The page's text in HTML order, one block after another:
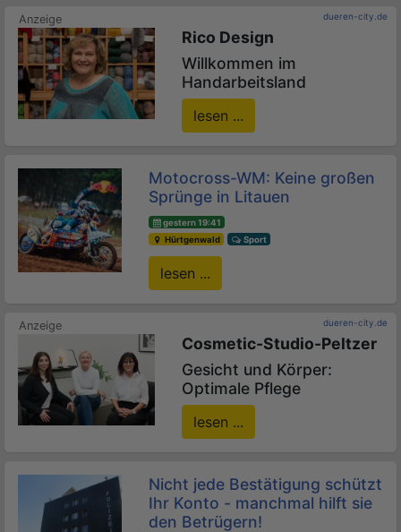
dueren-city.de
Rico Design
Willkommen im
Handarbeitsland
lesen ...
Motocross-WM: Keine großen
Sprünge in Litauen
gestern 19:41
Hürtgenwald
Sport
lesen ...
dueren-city.de
Cosmetic-Studio-Peltzer
Gesicht und Körper:
Optimale Pflege
lesen ...
Nicht jede Bestätigung schützt
Ihr Konto - manchmal hilft sie
den Betrügern!